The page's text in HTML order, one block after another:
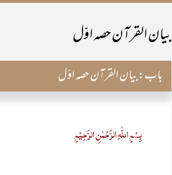
بیان القرآن حصہ اوّل
باب:بیان القرآن حصہ اوّل
بِسۡمِ اللّٰہِ الرَّحۡمٰنِ الرَّحِیۡمِ